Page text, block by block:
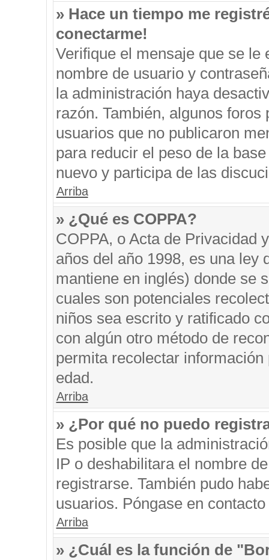
» Hace un tiempo me
conectarme!
Verifique el mensaje que se
nombre de usuario y
la administración haya
razón. También, algunos
usuarios que no publicaron
para reducir el peso de la
nuevo y participa de las
Arriba
» ¿Qué es COPPA?
COPPA, o Acta de Privacidad
años del año 1998, es una ley
mantiene en inglés) donde se
cuales son potenciales
niños sea escrito y ratificado
con algún otro método de
permita recolectar
edad.
Arriba
» ¿Por qué no puedo
Es posible que la
IP o deshabilitara el nombre
registrarse. También pudo
usuarios. Póngase en
Arriba
» ¿Cuál es la función de